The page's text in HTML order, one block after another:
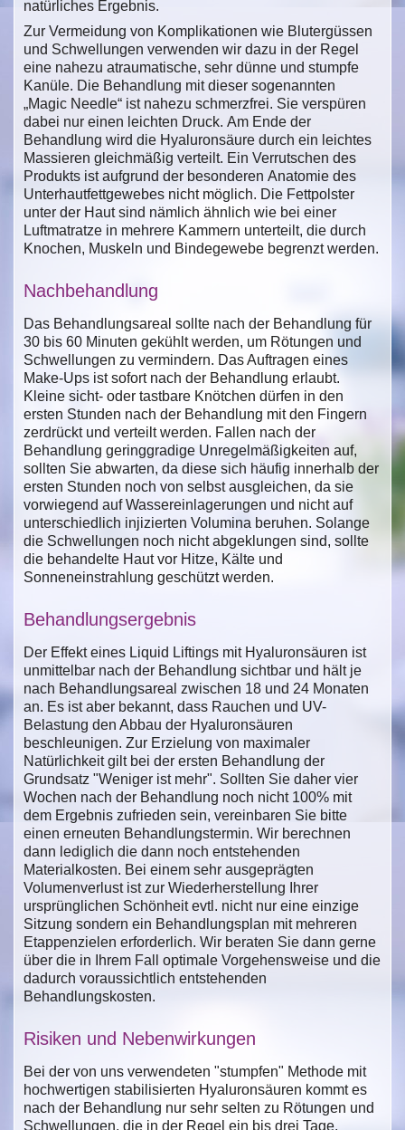
natürliches Ergebnis.
Zur Vermeidung von Komplikationen wie Blutergüssen
und Schwellungen verwenden wir dazu in der Regel
eine nahezu atraumatische, sehr dünne und stumpfe
Kanüle. Die Behandlung mit dieser sogenannten
„Magic Needle“ ist nahezu schmerzfrei. Sie verspüren
dabei nur einen leichten Druck. Am Ende der
Behandlung wird die Hyaluronsäure durch ein leichtes
Massieren gleichmäßig verteilt. Ein Verrutschen des
Produkts ist aufgrund der besonderen Anatomie des
Unterhautfettgewebes nicht möglich. Die Fettpolster
unter der Haut sind nämlich ähnlich wie bei einer
Luftmatratze in mehrere Kammern unterteilt, die durch
Knochen, Muskeln und Bindegewebe begrenzt werden.
Nachbehandlung
Das Behandlungsareal sollte nach der Behandlung für
30 bis 60 Minuten gekühlt werden, um Rötungen und
Schwellungen zu vermindern. Das Auftragen eines
Make-Ups ist sofort nach der Behandlung erlaubt.
Kleine sicht- oder tastbare Knötchen dürfen in den
ersten Stunden nach der Behandlung mit den Fingern
zerdrückt und verteilt werden. Fallen nach der
Behandlung geringgradige Unregelmäßigkeiten auf,
sollten Sie abwarten, da diese sich häufig innerhalb der
ersten Stunden noch von selbst ausgleichen, da sie
vorwiegend auf Wassereinlagerungen und nicht auf
unterschiedlich injizierten Volumina beruhen. Solange
die Schwellungen noch nicht abgeklungen sind, sollte
die behandelte Haut vor Hitze, Kälte und
Sonneneinstrahlung geschützt werden.
Behandlungsergebnis
Der Effekt eines Liquid Liftings mit Hyaluronsäuren ist
unmittelbar nach der Behandlung sichtbar und hält je
nach Behandlungsareal zwischen 18 und 24 Monaten
an. Es ist aber bekannt, dass Rauchen und UV-
Belastung den Abbau der Hyaluronsäuren
beschleunigen. Zur Erzielung von maximaler
Natürlichkeit gilt bei der ersten Behandlung der
Grundsatz "Weniger ist mehr". Sollten Sie daher vier
Wochen nach der Behandlung noch nicht 100% mit
dem Ergebnis zufrieden sein, vereinbaren Sie bitte
einen erneuten Behandlungstermin. Wir berechnen
dann lediglich die dann noch entstehenden
Materialkosten. Bei einem sehr ausgeprägten
Volumenverlust ist zur Wiederherstellung Ihrer
ursprünglichen Schönheit evtl. nicht nur eine einzige
Sitzung sondern ein Behandlungsplan mit mehreren
Etappenzielen erforderlich. Wir beraten Sie dann gerne
über die in Ihrem Fall optimale Vorgehensweise und die
dadurch voraussichtlich entstehenden
Behandlungskosten.
Risiken und Nebenwirkungen
Bei der von uns verwendeten "stumpfen" Methode mit
hochwertigen stabilisierten Hyaluronsäuren kommt es
nach der Behandlung nur sehr selten zu Rötungen und
Schwellungen, die in der Regel ein bis drei Tage,